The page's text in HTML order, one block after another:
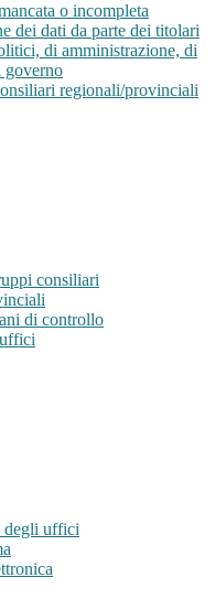
o incompleta
dei dati da parte dei titolari
di amministrazione, di
governo
regionali/provinciali
consiliari
di controllo
degli uffici